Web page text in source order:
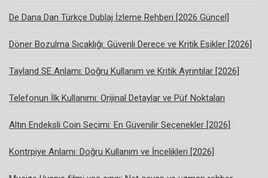
De Dana Dan Türkçe Dublaj İzleme Rehberi [2026 Güncel]
Döner Bozulma Sıcaklığı: Güvenli Derece ve Kritik Eşikler [2026]
Tayland SE Anlamı: Doğru Kullanım ve Kritik Ayrıntılar [2026]
Telefonun İlk Kullanımı: Orijinal Detaylar ve Püf Noktaları
Altın Endeksli Coin Seçimi: En Güvenilir Seçenekler [2026]
Kontrpiye Anlamı: Doğru Kullanım ve İncelikleri [2026]